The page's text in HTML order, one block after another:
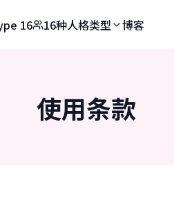
16 16种人格类型 博客
使用条款